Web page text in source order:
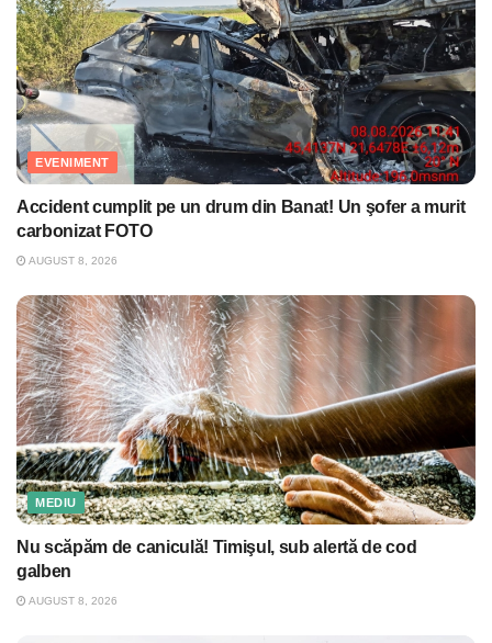
EVENIMENT
Accident cumplit pe un drum din Banat! Un şofer a murit
carbonizat FOTO
AUGUST 8, 2026
MEDIU
Nu scăpăm de caniculă! Timişul, sub alertă de cod
galben
AUGUST 8, 2026